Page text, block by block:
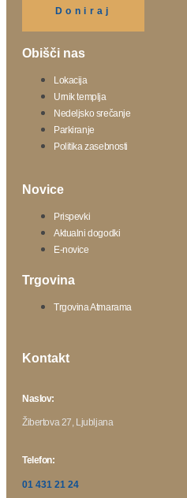
Doniraj
Obišči nas
Lokacija
Urnik templja
Nedeljsko srečanje
Parkiranje
Politika zasebnosti
Novice
Prispevki
Aktualni dogodki
E-novice
Trgovina
Trgovina Atmarama
Kontakt
Naslov:
Žibertova 27, Ljubljana
Telefon:
01 431 21 24